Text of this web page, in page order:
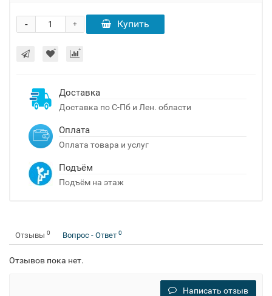
+
- Купить
Доставка
Доставка по С-Пб и Лен. области
Оплата
Оплата товара и услуг
Подъём
Подъём на этаж
Отзывы 0 Вопрос - Ответ 0
Отзывов пока нет.
Написать отзыв